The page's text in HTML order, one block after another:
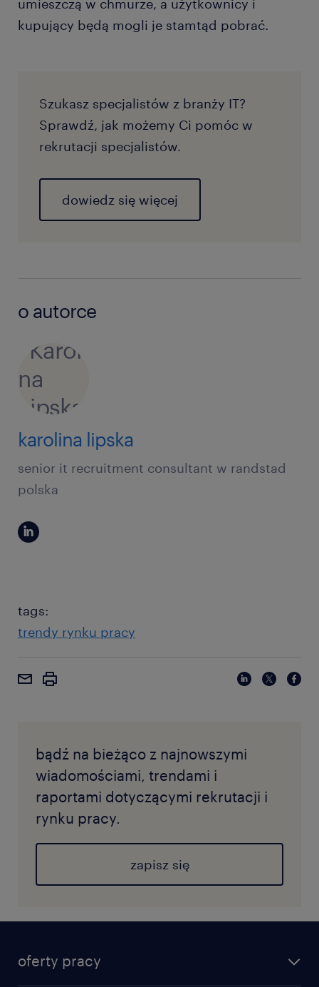
umieszczą w chmurze, a użytkownicy i
kupujący będą mogli je stamtąd pobrać.
Szukasz specjalistów z branży IT?
Sprawdź, jak możemy Ci pomóc w
rekrutacji specjalistów.
dowiedz się więcej
o autorce
karolina lipska
senior it recruitment consultant w randstad
polska
tags:
trendy rynku pracy
bądź na bieżąco z najnowszymi
wiadomościami, trendami i
raportami dotyczącymi rekrutacji i
rynku pracy.
zapisz się
oferty pracy